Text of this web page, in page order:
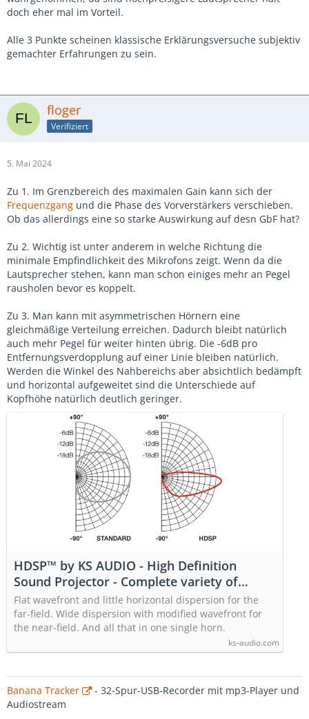
doch eher mal im Vorteil.
Alle 3 Punkte scheinen klassische Erklärungsversuche subjektiv
gemachter Erfahrungen zu sein.
floger
Verifiziert
5. Mai 2024
Zu 1. Im Grenzbereich des maximalen Gain kann sich der
Frequenzgang und die Phase des Vorverstärkers verschieben.
Ob das allerdings eine so starke Auswirkung auf desn GbF hat?
Zu 2. Wichtig ist unter anderem in welche Richtung die
minimale Empfindlichkeit des Mikrofons zeigt. Wenn da die
Lautsprecher stehen, kann man schon einiges mehr an Pegel
rausholen bevor es koppelt.
Zu 3. Man kann mit asymmetrischen Hörnern eine
gleichmäßige Verteilung erreichen. Dadurch bleibt natürlich
auch mehr Pegel für weiter hinten übrig. Die -6dB pro
Entfernungsverdopplung auf einer Linie bleiben natürlich.
Werden die Winkel des Nahbereichs aber absichtlich bedämpft
und horizontal aufgeweitet sind die Unterschiede auf
Kopfhöhe natürlich deutlich geringer.
HDSP™ by KS AUDIO - High Definition
Sound Projector - Complete variety of
dispersion behavior in one single horn. —
KS AUDIO Professional Loudspeaker-
systems made in Germany
Flat wavefront and little horizontal dispersion for the
far-field. Wide dispersion with modified wavefront for
the near-field. And all that in one single horn.
ks-audio.com
Banana Tracker
- 32-Spur-USB-Recorder mit mp3-Player und
Audiostream